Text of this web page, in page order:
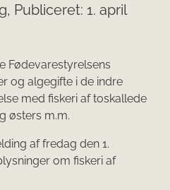
Publiceret: 1. april
Fødevarestyrelsens
og algegifte i de indre
med fiskeri af toskallede
østers m.m.
af fredag den 1.
om fiskeri af